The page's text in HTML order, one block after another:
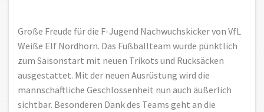
Große Freude für die F-Jugend Nachwuchskicker von VfL
Weiße Elf Nordhorn. Das Fußballteam wurde pünktlich
zum Saisonstart mit neuen Trikots und Rucksäcken
ausgestattet. Mit der neuen Ausrüstung wird die
mannschaftliche Geschlossenheit nun auch äußerlich
sichtbar. Besonderen Dank des Teams geht an die